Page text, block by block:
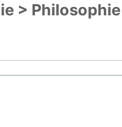
> Philosophie